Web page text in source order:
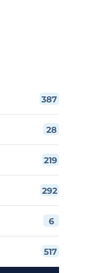
387
28
219
292
6
517